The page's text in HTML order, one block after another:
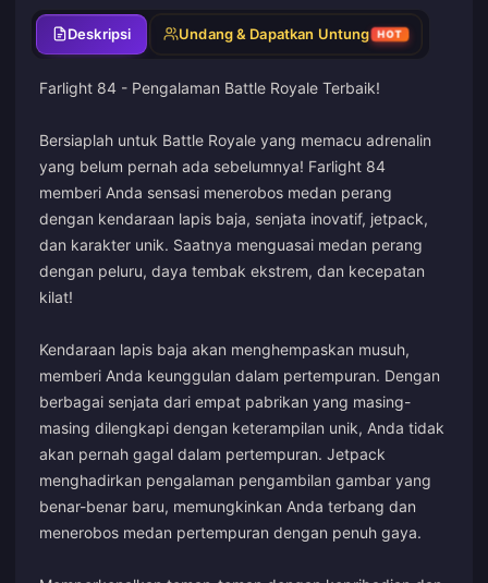
Deskripsi Undang & Dapatkan Untung HOT
Farlight 84 - Pengalaman Battle Royale Terbaik!
Bersiaplah untuk Battle Royale yang memacu adrenalin
yang belum pernah ada sebelumnya! Farlight 84
memberi Anda sensasi menerobos medan perang
dengan kendaraan lapis baja, senjata inovatif, jetpack,
dan karakter unik. Saatnya menguasai medan perang
dengan peluru, daya tembak ekstrem, dan kecepatan
kilat!
Kendaraan lapis baja akan menghempaskan musuh,
memberi Anda keunggulan dalam pertempuran. Dengan
berbagai senjata dari empat pabrikan yang masing-
masing dilengkapi dengan keterampilan unik, Anda tidak
akan pernah gagal dalam pertempuran. Jetpack
menghadirkan pengalaman pengambilan gambar yang
benar-benar baru, memungkinkan Anda terbang dan
menerobos medan pertempuran dengan penuh gaya.